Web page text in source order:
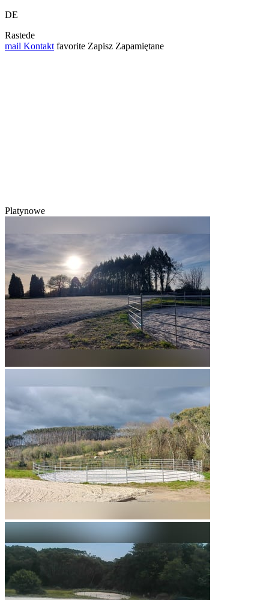
DE
Rastede
mail Kontakt favorite Zapisz Zapamiętane
Platynowe